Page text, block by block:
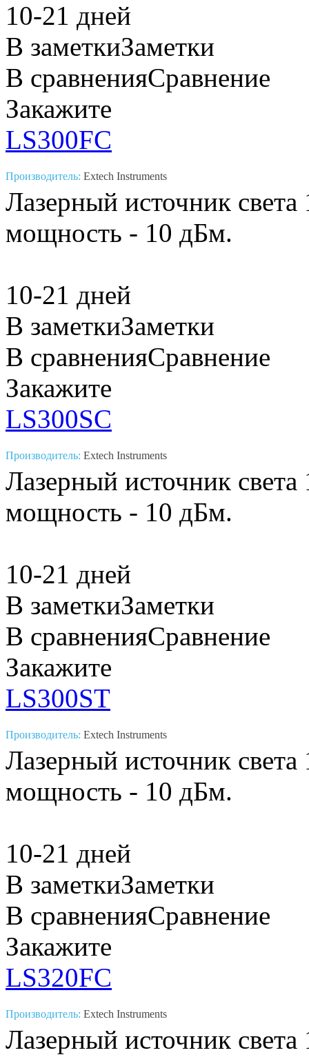
10-21 дней
В заметкиЗаметки
В сравненияСравнение
Закажите
LS300FC
Производитель: Extech Instruments
Лазерный источник
мощность - 10 дБм.
10-21 дней
В заметкиЗаметки
В сравненияСравнение
Закажите
LS300SC
Производитель: Extech Instruments
Лазерный источник
мощность - 10 дБм.
10-21 дней
В заметкиЗаметки
В сравненияСравнение
Закажите
LS300ST
Производитель: Extech Instruments
Лазерный источник
мощность - 10 дБм.
10-21 дней
В заметкиЗаметки
В сравненияСравнение
Закажите
LS320FC
Производитель: Extech Instruments
Лазерный источник